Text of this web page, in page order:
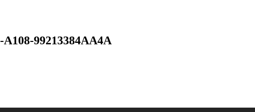
99213384AA4A